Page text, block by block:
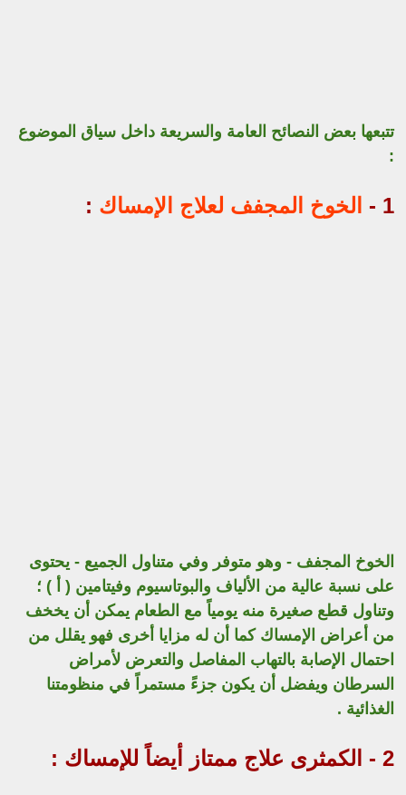
تتبعها بعض النصائح العامة والسريعة داخل سياق الموضوع
:
1 - الخوخ المجفف لعلاج الإمساك :
الخوخ المجفف - وهو متوفر وفي متناول الجميع - يحتوى
على نسبة عالية من الألياف والبوتاسيوم وفيتامين ( أ ) ؛
وتناول قطع صغيرة منه يومياً مع الطعام يمكن أن يخخف
من أعراض الإمساك كما أن له مزايا أخرى فهو يقلل من
احتمال الإصابة بالتهاب المفاصل والتعرض لأمراض
السرطان ويفضل أن يكون جزءً مستمراً في منظومتنا
الغذائية .
2 - الكمثرى علاج ممتاز أيضاً للإمساك :